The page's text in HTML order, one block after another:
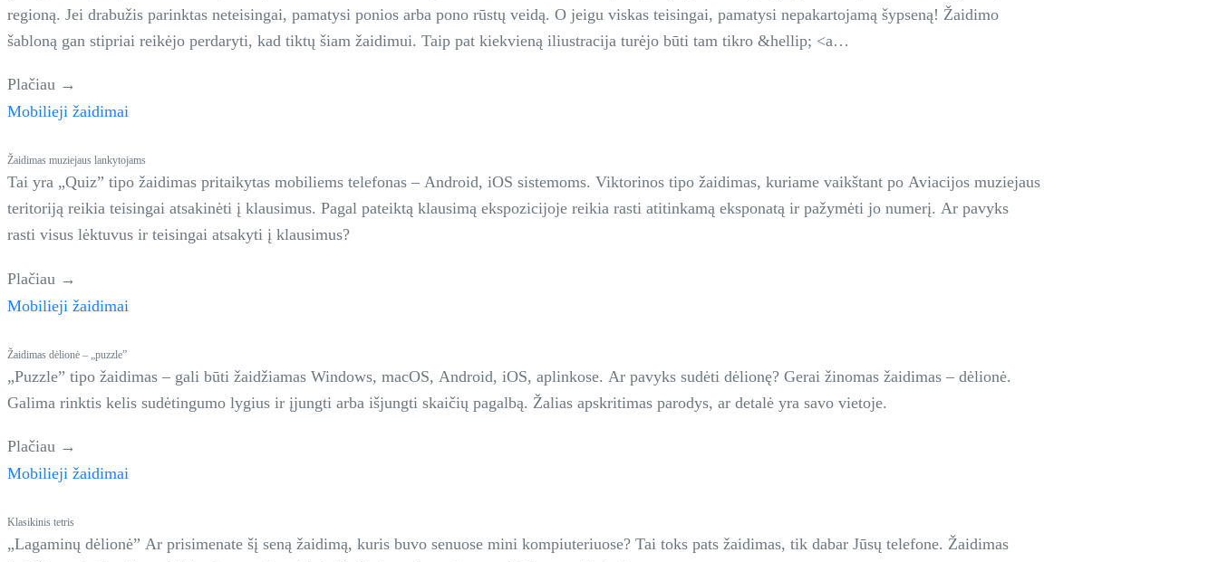
regioną. Jei drabužis parinktas neteisingai, pamatysi ponios arba pono rūstų veidą. O jeigu viskas teisingai, pamatysi nepakartojamą šypseną! Žaidimo
šabloną gan stipriai reikėjo perdaryti, kad tiktų šiam žaidimui. Taip pat kiekvieną iliustracija turėjo būti tam tikro &hellip; <a
Plačiau →
Mobilieji žaidimai
Žaidimas muziejaus lankytojams
Tai yra „Quiz” tipo žaidimas pritaikytas mobiliems telefonas – Android, iOS sistemoms. Viktorinos tipo žaidimas, kuriame vaikštant po Aviacijos muziejaus
teritoriją reikia teisingai atsakinėti į klausimus. Pagal pateiktą klausimą ekspozicijoje reikia rasti atitinkamą eksponatą ir pažymėti jo numerį. Ar pavyks
rasti visus lėktuvus ir teisingai atsakyti į klausimus?
Plačiau →
Mobilieji žaidimai
Žaidimas dėlionė – „puzzle”
„Puzzle” tipo žaidimas – gali būti žaidžiamas Windows, macOS, Android, iOS, aplinkose. Ar pavyks sudėti dėlionę? Gerai žinomas žaidimas – dėlionė.
Galima rinktis kelis sudėtingumo lygius ir įjungti arba išjungti skaičių pagalbą. Žalias apskritimas parodys, ar detalė yra savo vietoje.
Plačiau →
Mobilieji žaidimai
Klasikinis tetris
„Lagaminų dėlionė” Ar prisimenate šį seną žaidimą, kuris buvo senuose mini kompiuteriuose? Tai toks pats žaidimas, tik dabar Jūsų telefone. Žaidimas